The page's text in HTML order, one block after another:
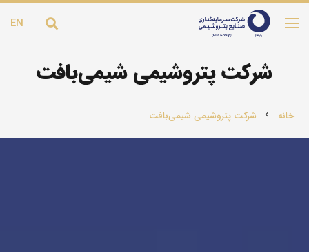
EN
شرکت پتروشیمی شیمی‌بافت
خانه chevron_left شرکت پتروشیمی شیمی‌بافت